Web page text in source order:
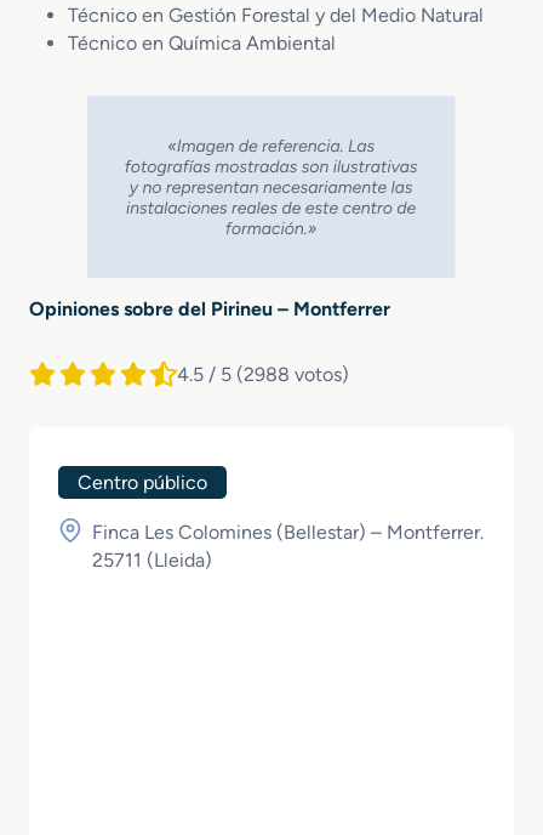
Técnico en Gestión Forestal y del Medio Natural
Técnico en Química Ambiental
Opiniones sobre del Pirineu – Montferrer
4.5 / 5 (2988 votos)
Centro público
Finca Les Colomines (Bellestar) – Montferrer.
25711 (Lleida)